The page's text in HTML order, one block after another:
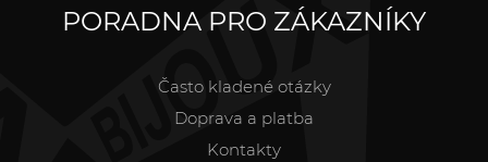
PORADNA PRO ZÁKAZNÍKY
Často kladené otázky
Doprava a platba
Kontakty